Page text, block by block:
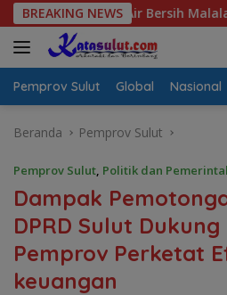
Langsung
ke
konten
BREAKING NEWS
Air Bersih Malalayang II
Pemprov Sulut Global Nasional
Beranda Pemprov Sulut
Pemprov Sulut, Politik dan
Dampak
DPRD Sulut
Pemprov Perketat
keuangan